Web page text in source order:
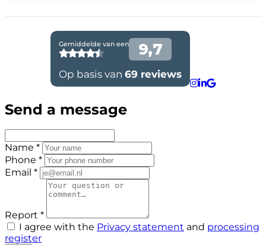
Send a message
Name *
Phone *
Email *
Report *
I agree with the Privacy statement and processing
register